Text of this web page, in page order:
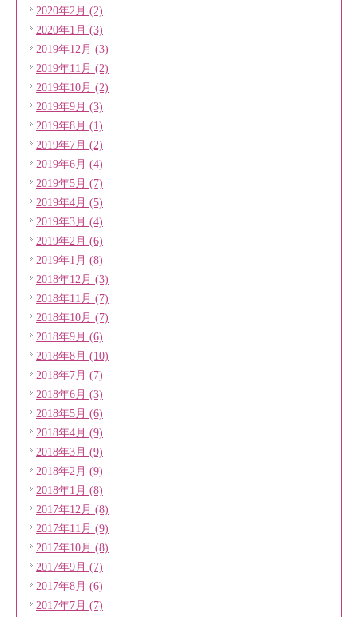
2020年2月 (2)
2020年1月 (3)
2019年12月 (3)
2019年11月 (2)
2019年10月 (2)
2019年9月 (3)
2019年8月 (1)
2019年7月 (2)
2019年6月 (4)
2019年5月 (7)
2019年4月 (5)
2019年3月 (4)
2019年2月 (6)
2019年1月 (8)
2018年12月 (3)
2018年11月 (7)
2018年10月 (7)
2018年9月 (6)
2018年8月 (10)
2018年7月 (7)
2018年6月 (3)
2018年5月 (6)
2018年4月 (9)
2018年3月 (9)
2018年2月 (9)
2018年1月 (8)
2017年12月 (8)
2017年11月 (9)
2017年10月 (8)
2017年9月 (7)
2017年8月 (6)
2017年7月 (7)